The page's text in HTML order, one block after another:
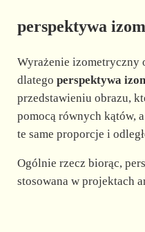
perspektywa
Wyrażenie izometryczny
dlatego perspektywa
przedstawieniu obrazu,
pomocą równych kątów,
te same proporcje i
Ogólnie rzecz biorąc,
stosowana w projektach